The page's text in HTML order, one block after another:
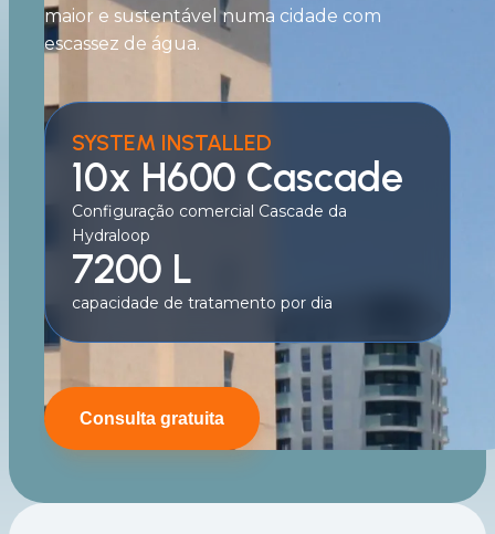
maior e sustentável numa cidade com
escassez de água.
SYSTEM INSTALLED
10x H600 Cascade
Configuração comercial Cascade da
Hydraloop
7200 L
capacidade de tratamento por dia
Consulta gratuita